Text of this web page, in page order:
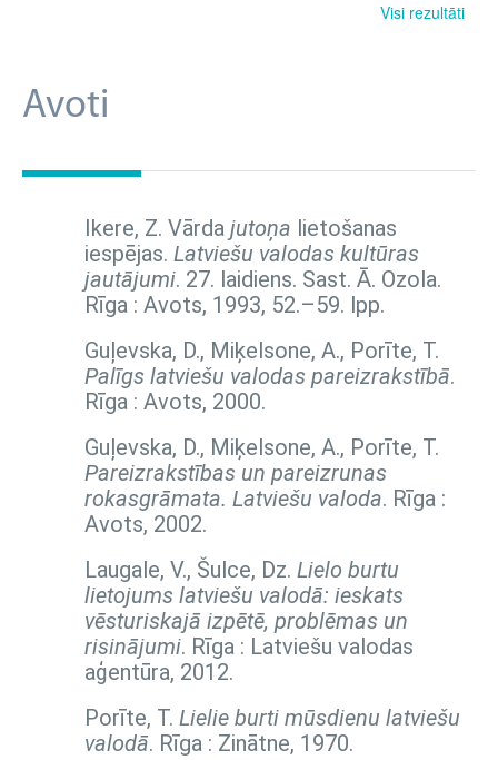
Visi rezultāti
Avoti
Ikere, Z. Vārda jutoņa lietošanas
iespējas. Latviešu valodas kultūras
jautājumi. 27. laidiens. Sast. Ā. Ozola.
Rīga : Avots, 1993, 52.–59. lpp.
Guļevska, D., Miķelsone, A., Porīte, T.
Palīgs latviešu valodas pareizrakstībā.
Rīga : Avots, 2000.
Guļevska, D., Miķelsone, A., Porīte, T.
Pareizrakstības un pareizrunas
rokasgrāmata. Latviešu valoda. Rīga :
Avots, 2002.
Laugale, V., Šulce, Dz. Lielo burtu
lietojums latviešu valodā: ieskats
vēsturiskajā izpētē, problēmas un
risinājumi. Rīga : Latviešu valodas
aģentūra, 2012.
Porīte, T. Lielie burti mūsdienu latviešu
valodā. Rīga : Zinātne, 1970.